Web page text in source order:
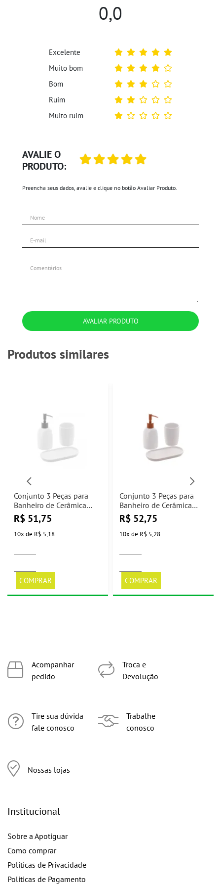
AVALIE O
PRODUTO:
Preencha seus dados, avalie e clique no botão Avaliar Produto.
AVALIAR PRODUTO
0,0
Excelente
Muito bom
Bom
Ruim
Muito ruim
Produtos similares
Conjunto 3 Peças para
Banheiro de Cerâmica
Londres Branco e Prata
Lyor
R$ 51,75
10x de R$ 5,18
COMPRAR
Conjunto 3 Peças para
Banheiro de Cerâmica
Londres Branco e Rosé
Lyor
R$ 52,75
10x de R$ 5,28
COMPRAR
Acompanhar
pedido
Tire sua dúvida
fale conosco
Nossas lojas
Troca e
Devolução
Trabalhe
conosco
Institucional
Sobre a Apotiguar
Como comprar
Políticas de Privacidade
Políticas de Pagamento